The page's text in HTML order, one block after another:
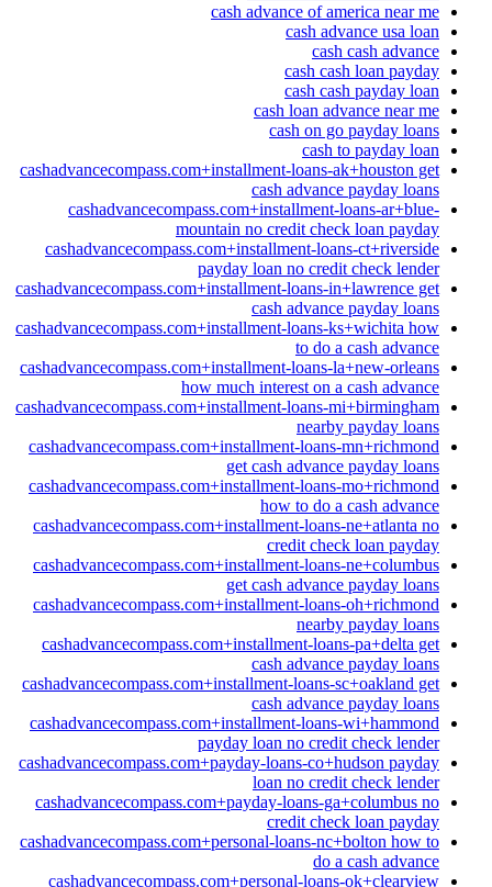
cash advance of america near me
cash advance usa loan
cash cash advance
cash cash loan payday
cash cash payday loan
cash loan advance near me
cash on go payday loans
cash to payday loan
cashadvancecompass.com+installment-loans-ak+houston get
cash advance payday loans
cashadvancecompass.com+installment-loans-ar+blue-
mountain no credit check loan payday
cashadvancecompass.com+installment-loans-ct+riverside
payday loan no credit check lender
cashadvancecompass.com+installment-loans-in+lawrence get
cash advance payday loans
cashadvancecompass.com+installment-loans-ks+wichita how
to do a cash advance
cashadvancecompass.com+installment-loans-la+new-orleans
how much interest on a cash advance
cashadvancecompass.com+installment-loans-mi+birmingham
nearby payday loans
cashadvancecompass.com+installment-loans-mn+richmond
get cash advance payday loans
cashadvancecompass.com+installment-loans-mo+richmond
how to do a cash advance
cashadvancecompass.com+installment-loans-ne+atlanta no
credit check loan payday
cashadvancecompass.com+installment-loans-ne+columbus
get cash advance payday loans
cashadvancecompass.com+installment-loans-oh+richmond
nearby payday loans
cashadvancecompass.com+installment-loans-pa+delta get
cash advance payday loans
cashadvancecompass.com+installment-loans-sc+oakland get
cash advance payday loans
cashadvancecompass.com+installment-loans-wi+hammond
payday loan no credit check lender
cashadvancecompass.com+payday-loans-co+hudson payday
loan no credit check lender
cashadvancecompass.com+payday-loans-ga+columbus no
credit check loan payday
cashadvancecompass.com+personal-loans-nc+bolton how to
do a cash advance
cashadvancecompass.com+personal-loans-ok+clearview